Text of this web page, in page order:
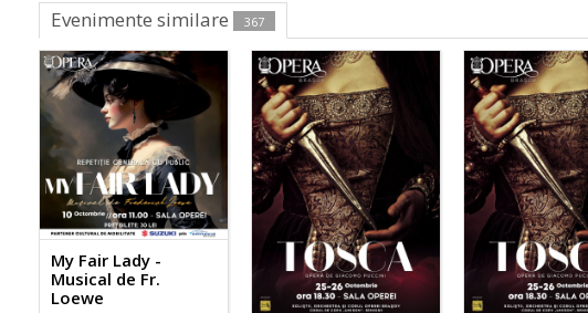
Evenimente similare 367
My Fair Lady -
Musical de Fr.
Loewe